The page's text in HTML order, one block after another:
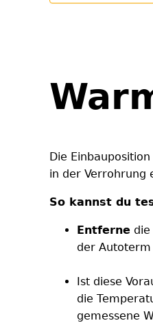
Die
in der Verrohrung
So kannst du
Entferne
der
Ist diese
die
gemessene